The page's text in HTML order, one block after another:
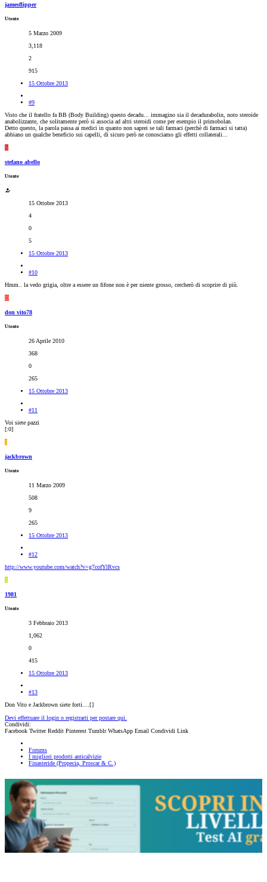
jamesflipper
Utente
5 Marzo 2009
3,118
2
915
15 Ottobre 2013
#9
Visto che il fratello fa BB (Body Building) questo decadu... immagino sia il decadurabolin, noto steroide
anabolizzante, che solitamente però si associa ad altri steroidi come per esempio il primobolan.
Detto questo, la parola passa ai medici in quanto non saprei se tali farmaci (perchè di farmaci si tatta)
abbiano un qualche beneficio sui capelli, di sicuro però ne conosciamo gli effetti collaterali...
S
stefano abello
Utente
15 Ottobre 2013
4
0
5
15 Ottobre 2013
#10
Hmm.. la vedo grigia, oltre a essere un fifone non è per niente grosso, cercherò di scoprire di più.
D
don vito78
Utente
26 Aprile 2010
368
0
265
15 Ottobre 2013
#11
Voi siete pazzi
[:0]
J
jackbrown
Utente
11 Marzo 2009
508
9
265
15 Ottobre 2013
#12
http://www.youtube.com/watch?v=g7cofYlRvcs
1
1981
Utente
3 Febbraio 2013
1,062
0
415
15 Ottobre 2013
#13
Don Vito e Jackbrown siete forti....[]
Devi effettuare il login o registrarti per postare qui.
Condividi:
Facebook Twitter Reddit Pinterest Tumblr WhatsApp Email Condividi Link
Forums
I migliori prodotti anticalvizie
Finasteride (Propecia, Proscar & C.)